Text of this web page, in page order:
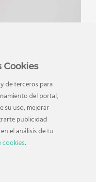
con medias y
hay verdaderas
y mucha
de si buscas
fiesta o para diario.
Cookies
de terceros para
del portal,
su uso, mejorar
publicidad
el análisis de tu
cookies.